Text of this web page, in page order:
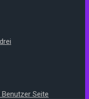
Seite